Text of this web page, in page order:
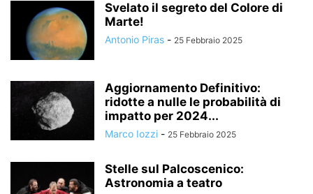
Svelato il segreto del Colore di
Marte!
Antonio Piras - 25 Febbraio 2025
Aggiornamento Definitivo:
ridotte a nulle le probabilità di
impatto per 2024...
Marco Iozzi - 25 Febbraio 2025
Stelle sul Palcoscenico:
Astronomia a teatro